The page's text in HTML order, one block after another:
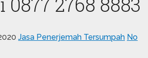
Jasa Penerjemah Tersumpah No